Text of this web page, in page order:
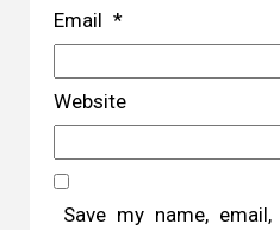
Email *
Website
Save my name,